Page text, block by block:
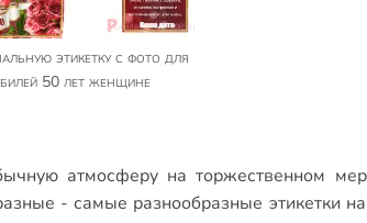
50 лет женщине
атмосферу на торжественном
- самые разнообразные этикетки